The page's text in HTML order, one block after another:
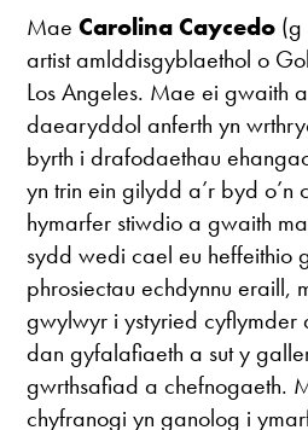
Mae Carolina Caycedo (g
artist amlddisgyblaethol o
Los Angeles. Mae ei gwaith
daearyddol anferth yn
byrth i drafodaethau
yn trin ein gilydd a’r byd o’n
hymarfer stiwdio a gwaith
sydd wedi cael eu heffeithio
phrosiectau echdynnu eraill,
gwylwyr i ystyried
dan gyfalafiaeth a sut y
gwrthsafiad a chefnogaeth.
chyfranogi yn ganolog i